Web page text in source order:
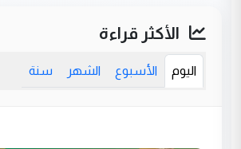
الأكثر قراءة
اليوم الأسبوع الشهر سنة